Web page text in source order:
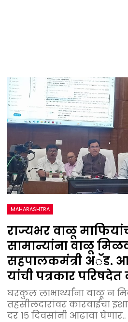
MAHARASHTRA
राज्यभर वाळू
सामान्यांना वाळू
सहपालकमंत्री अॅड.
यांची पत्रकार
घरकुल लाभार्थ्यांना वाळू न
तहसीलदारांवर कारवाईचा
दर १५ दिवसांनी आढावा घेणार..